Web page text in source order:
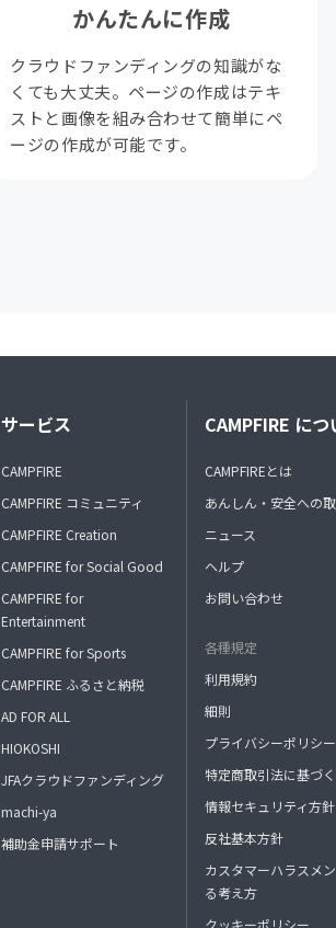
かんたんに作成
クラウドファンディングの知識がな
くても大丈夫。ページの作成はテキ
ストと画像を組み合わせて簡単にペ
ージの作成が可能です。
サービス
CAMPFIRE
CAMPFIRE コミュニティ
CAMPFIRE Creation
CAMPFIRE for Social Good
CAMPFIRE for
Entertainment
CAMPFIRE for Sports
CAMPFIRE ふるさと納税
AD FOR ALL
HIOKOSHI
JFAクラウドファンディング
machi-ya
補助金申請サポート
CAMPFIRE につ
CAMPFIREとは
あんしん・安全への
ニュース
ヘルプ
お問い合わせ
各種規定
利用規約
細則
プライバシーポリシー
特定商取引法に基づ
情報セキュリティ方針
反社基本方針
カスタマーハラスメ
る考え方
クッキーポリシー